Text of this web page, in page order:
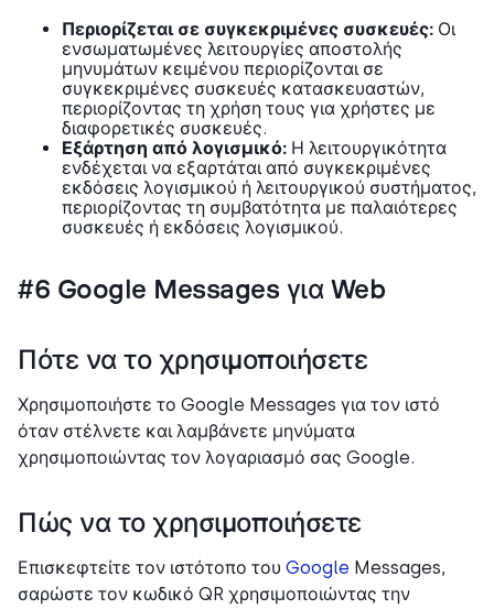
Περιορίζεται σε συγκεκριμένες συσκευές: Οι
ενσωματωμένες λειτουργίες αποστολής
μηνυμάτων κειμένου περιορίζονται σε
συγκεκριμένες συσκευές κατασκευαστών,
περιορίζοντας τη χρήση τους για χρήστες με
διαφορετικές συσκευές.
Εξάρτηση από λογισμικό: Η λειτουργικότητα
ενδέχεται να εξαρτάται από συγκεκριμένες
εκδόσεις λογισμικού ή λειτουργικού συστήματος,
περιορίζοντας τη συμβατότητα με παλαιότερες
συσκευές ή εκδόσεις λογισμικού.
#6 Google Messages για Web
Πότε να το χρησιμοποιήσετε
Χρησιμοποιήστε το Google Messages για τον ιστό
όταν στέλνετε και λαμβάνετε μηνύματα
χρησιμοποιώντας τον λογαριασμό σας Google.
Πώς να το χρησιμοποιήσετε
Επισκεφτείτε τον ιστότοπο του Google Messages,
σαρώστε τον κωδικό QR χρησιμοποιώντας την